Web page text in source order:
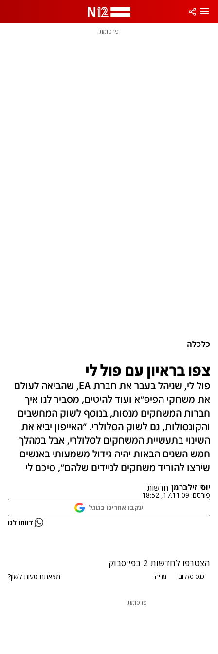
פרסומת
כלכלה
צפו בראיון עם פול לי
פול לי, שניהל בעבר את חברת EA, שהביאה לעולם
את משחקי הפיפ"א ועוד להיטים, מסביר לנו איך
חברות המשחקים מנסות, בנוסף לשוק המחשבים
והקונסולות, גם לשוק הסלולרי. "האייפון יביא את
השינוי בתעשיית המשחקים לסלולרי, אבל במהלך
חמש השנים הבאות יהיה גידול משמעותי באנשים
שירצו להוריד משחקים לניידים שלהם", סיכם לי
יוסי זילברמן חדשות
פורסם: 17.11.09, 18:52
עקבו אחרינו בגוגל
נתקלנו בבעיה דווחו לנו
הצטרפו לחדשות 2 בפייסבוק
כנס סלקום מדיה מצאתם טעות לשון?
פרסומת